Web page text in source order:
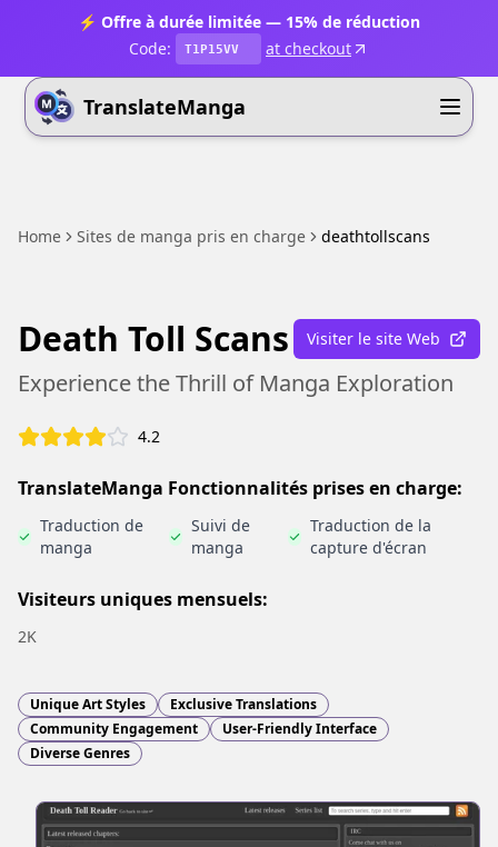
⚡ Offre à durée limitée — 15% de réduction
Code:
T1P15VV at checkout
TranslateManga
Home Sites de manga pris en charge deathtollscans
Death Toll Scans Visiter le site Web
Experience the Thrill of Manga Exploration
4.2
TranslateManga Fonctionnalités prises en charge:
Traduction de
manga
Suivi de
manga
Traduction de la
capture d'écran
Visiteurs uniques mensuels:
2K
Unique Art Styles
Exclusive Translations
Community Engagement
User-Friendly Interface
Diverse Genres